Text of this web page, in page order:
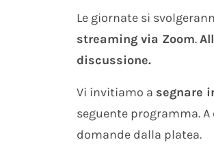
Le giornate si
streaming via Zoom.
discussione.
Vi invitiamo a segnare
seguente programma.
domande dalla platea.